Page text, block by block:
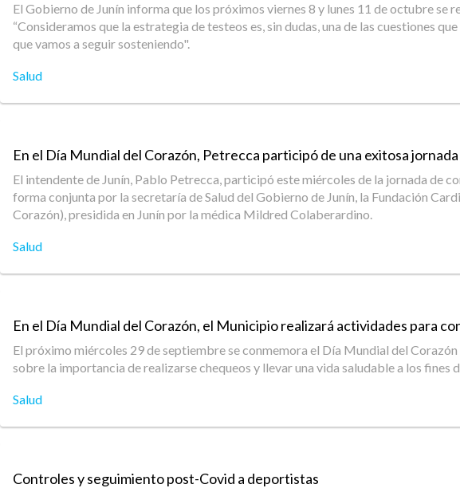
El Gobierno de Junín informa que los próximos viernes 8 y lunes 11 de octubre
“Consideramos que la estrategia de testeos es, sin dudas, una de las cuestiones
que vamos a seguir sosteniendo".
Salud
En el Día Mundial del Corazón, Petrecca participó de una exitosa
El intendente de Junín, Pablo Petrecca, participó este miércoles de la jornada de
forma conjunta por la secretaría de Salud del Gobierno de Junín, la Fundación
Corazón), presidida en Junín por la médica Mildred Colaberardino.
Salud
En el Día Mundial del Corazón, el Municipio realizará actividades para
El próximo miércoles 29 de septiembre se conmemora el Día Mundial del
sobre la importancia de realizarse chequeos y llevar una vida saludable a los
Salud
Controles y seguimiento post-Covid a deportistas